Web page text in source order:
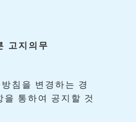
고지의무
침을 변경하는 경
을 통하여 공지할 것